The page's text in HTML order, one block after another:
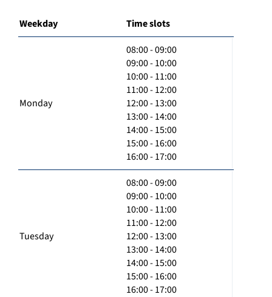
Weekday Time slots
Monday
08:00 - 09:00
09:00 - 10:00
10:00 - 11:00
11:00 - 12:00
12:00 - 13:00
13:00 - 14:00
14:00 - 15:00
15:00 - 16:00
16:00 - 17:00
Tuesday
08:00 - 09:00
09:00 - 10:00
10:00 - 11:00
11:00 - 12:00
12:00 - 13:00
13:00 - 14:00
14:00 - 15:00
15:00 - 16:00
16:00 - 17:00